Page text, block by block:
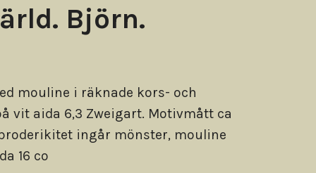
Björn.
mouline i räknade kors- och
vit aida 6,3 Zweigart. Motivmått ca
broderikitet ingår mönster, mouline
16 co